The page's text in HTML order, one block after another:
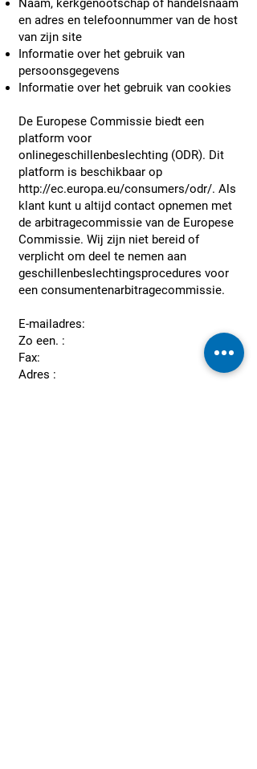
Naam, kerkgenootschap of handelsnaam
en adres en telefoonnummer van de host
van zijn site
Informatie over het gebruik van
persoonsgegevens
Informatie over het gebruik van cookies
De Europese Commissie biedt een
platform voor
onlinegeschillenbeslechting (ODR). Dit
platform is beschikbaar op
http://ec.europa.eu/consumers/odr/. Als
klant kunt u altijd contact opnemen met
de arbitragecommissie van de Europese
Commissie. Wij zijn niet bereid of
verplicht om deel te nemen aan
geschillenbeslechtingsprocedures voor
een consumentenarbitragecommissie.
E-mailadres:
Zo een. :
Fax:
Adres :